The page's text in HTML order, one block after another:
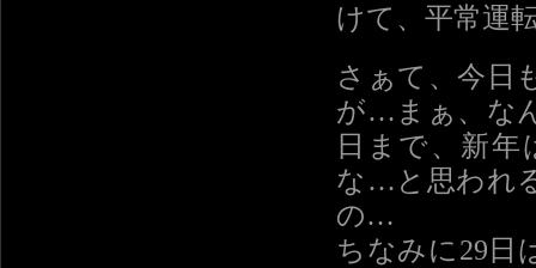
けて、平常運
さぁて、今日
が…まぁ、な
日まで、新
な…と思われ
の…
ちなみに29日